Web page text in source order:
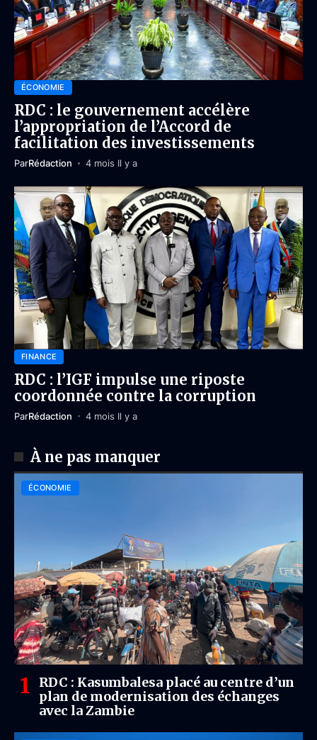
ÉCONOMIE
RDC : le gouvernement accélère
l’appropriation de l’Accord de
facilitation des investissements
ParRédaction 4 mois Il y a
FINANCE
RDC : l’IGF impulse une riposte
coordonnée contre la corruption
ParRédaction 4 mois Il y a
À ne pas manquer
ÉCONOMIE
RDC : Kasumbalesa placé au centre d’un
plan de modernisation des échanges
avec la Zambie